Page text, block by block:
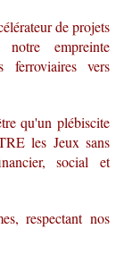
de projets
notre empreinte
ferroviaires vers
qu'un plébiscite
les Jeux sans
social et
respectant nos